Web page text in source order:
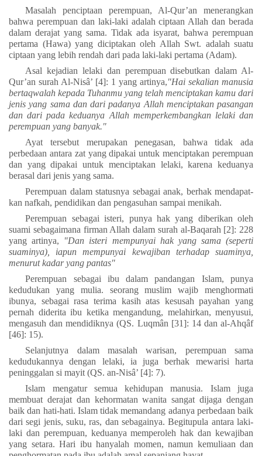
Masalah penciptaan perempuan, Al-Qur’an menerangkan
bahwa perempuan dan laki-laki adalah ciptaan Allah dan berada
dalam derajat yang sama. Tidak ada isyarat, bahwa perempuan
pertama (Hawa) yang diciptakan oleh Allah Swt. adalah suatu
ciptaan yang lebih rendah dari pada laki-laki pertama (Adam).
Asal kejadian lelaki dan perempuan disebutkan dalam Al-
Qur’an surah Al-Nisâ’ [4]: 1 yang artinya,"Hai sekalian manusia
bertaqwalah kepada Tuhanmu yang telah menciptakan kamu dari
jenis yang sama dan dari padanya Allah menciptakan pasangan
dan dari pada keduanya Allah memperkembangkan lelaki dan
perempuan yang banyak."
Ayat tersebut merupakan penegasan, bahwa tidak ada
perbedaan antara zat yang dipakai untuk menciptakan perempuan
dan yang dipakai untuk menciptakan lelaki, karena keduanya
berasal dari jenis yang sama.
Perempuan dalam statusnya sebagai anak, berhak mendapat-
kan nafkah, pendidikan dan pengasuhan sampai menikah.
Perempuan sebagai isteri, punya hak yang diberikan oleh
suami sebagaimana firman Allah dalam surah al-Baqarah [2]: 228
yang artinya,
"Dan isteri mempunyai hak yang sama (seperti
suaminya), iapun mempunyai kewajiban terhadap suaminya,
menurut kadar yang pantas"
Perempuan sebagai ibu dalam pandangan Islam, punya
kedudukan yang mulia. seorang muslim wajib menghormati
ibunya, sebagai rasa terima kasih atas kesusah payahan yang
pernah diderita ibu ketika mengandung, melahirkan, menyusui,
mengasuh dan mendidiknya (QS. Luqmân [31]: 14 dan al-Ahqâf
[46]: 15).
Selanjutnya dalam masalah warisan, perempuan sama
kedudukannya dengan lelaki, ia juga berhak mewarisi harta
peninggalan si mayit (QS. an-Nisâ’ [4]: 7).
Islam mengatur semua kehidupan manusia. Islam juga
membuat derajat dan kehormatan wanita sangat dijaga dengan
baik dan hati-hati. Islam tidak memandang adanya perbedaan baik
dari segi jenis, suku, ras, dan sebagainya. Begitupula antara laki-
laki dan perempuan, keduanya memperoleh hak dan kewajiban
yang setara. Hari ibu hanyalah momen, namun kemuliaan dan